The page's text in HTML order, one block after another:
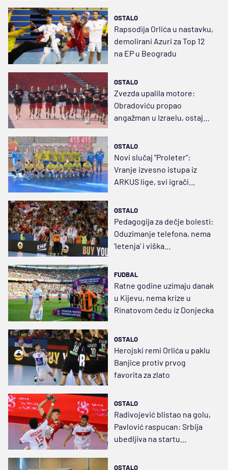
OSTALO
Rapsodija Orlića u nastavku,
demolirani Azuri za Top 12
na EP u Beogradu
OSTALO
Zvezda upalila motore:
Obradoviću propao
angažman u Izraelu, ostaje u
OSTALO
Novi slučaj “Proleter”:
Vranje izvesno istupa iz
ARKUS lige, svi igrači
OSTALO
Pedagogija za dečje bolesti:
Oduzimanje telefona, nema
‘letenja’ i viška
FUDBAL
Ratne godine uzimaju danak
u Kijevu, nema krize u
Rinatovom čedu iz Donjecka
OSTALO
Herojski remi Orlića u paklu
Banjice protiv prvog
favorita za zlato
OSTALO
Radivojević blistao na golu,
Pavlović raspucan: Srbija
ubedljiva na startu
OSTALO